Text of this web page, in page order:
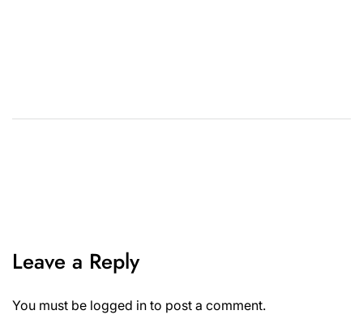
Leave a Reply
You must be logged in to post a comment.